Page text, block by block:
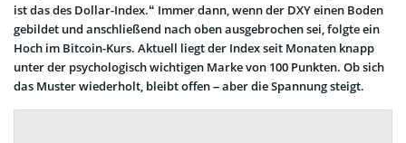
ist das des Dollar-Index.“ Immer dann, wenn der DXY einen Boden
gebildet und anschließend nach oben ausgebrochen sei, folgte ein
Hoch im Bitcoin-Kurs. Aktuell liegt der Index seit Monaten knapp
unter der psychologisch wichtigen Marke von 100 Punkten. Ob sich
das Muster wiederholt, bleibt offen – aber die Spannung steigt.